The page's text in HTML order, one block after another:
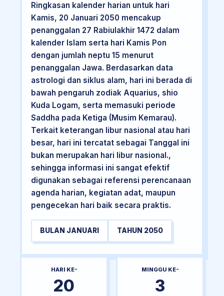
Ringkasan kalender harian untuk hari
Kamis, 20 Januari 2050 mencakup
penanggalan 27 Rabiulakhir 1472 dalam
kalender Islam serta hari Kamis Pon
dengan jumlah neptu 15 menurut
penanggalan Jawa. Berdasarkan data
astrologi dan siklus alam, hari ini berada di
bawah pengaruh zodiak Aquarius, shio
Kuda Logam, serta memasuki periode
Saddha pada Ketiga (Musim Kemarau).
Terkait keterangan libur nasional atau hari
besar, hari ini tercatat sebagai Tanggal ini
bukan merupakan hari libur nasional.,
sehingga informasi ini sangat efektif
digunakan sebagai referensi perencanaan
agenda harian, kegiatan adat, maupun
pengecekan hari baik secara praktis.
BULAN JANUARI TAHUN 2050
HARI KE-
20
MINGGU KE-
3